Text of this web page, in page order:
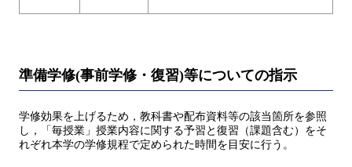
準備学修(事前学修・復習)等についての指示
学修効果を上げるため，教科書や配布資料等の該当箇所を参照
し，「毎授業」授業内容に関する予習と復習（課題含む）をそ
れぞれ本学の学修規程で定められた時間を目安に行う。